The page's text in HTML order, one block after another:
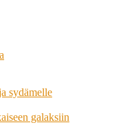
sydämelle
galaksiin